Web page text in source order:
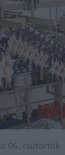
06., csütörtök